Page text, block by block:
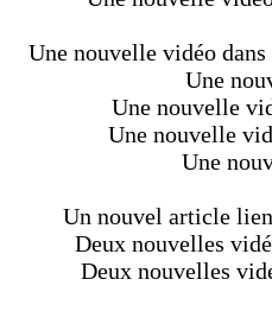
Une nouvelle vidéo
Une
Une nouvelle
Une nouvelle
Une
Un nouvel article
Deux nouvelles
Deux nouvelles